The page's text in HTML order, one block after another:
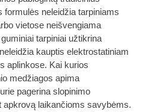
formulės neleidžia tarpiniams
vietose neišvengiama
tarpiniai užtikrina
kauptis elektrostatiniam
aplinkose. Kai kurios
medžiagos apima
pagerina slopinimo
laikančioms savybėms.